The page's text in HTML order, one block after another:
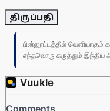
திருப்பதி
பின்னூட்டத்தில் வெளியாகும்
எந்தவொரு கருத்தும் இந்திய